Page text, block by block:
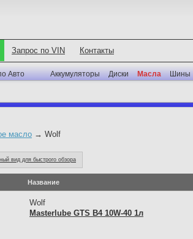
Запрос по VIN Контакты
Авто Аккумуляторы Диски Масла Шины
масло → Wolf
вид для быстрого обзора
Название
Wolf
Masterlube GTS B4 10W-40 1л